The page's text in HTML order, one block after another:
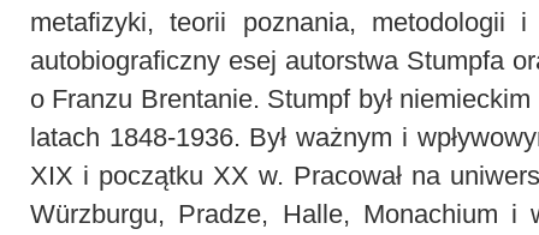
metafizyki, teorii poznania, metodologii
autobiograficzny esej autorstwa Stumpfa
o Franzu Brentanie. Stumpf był
latach 1848-1936. Był ważnym i
XIX i początku XX w. Pracował na
Würzburgu, Pradze, Halle, Monachium i